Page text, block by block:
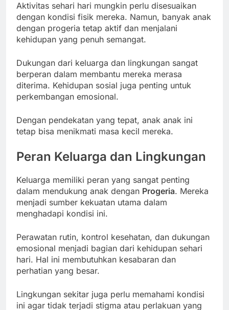
Aktivitas sehari hari mungkin perlu disesuaikan
dengan kondisi fisik mereka. Namun, banyak anak
dengan progeria tetap aktif dan menjalani
kehidupan yang penuh semangat.
Dukungan dari keluarga dan lingkungan sangat
berperan dalam membantu mereka merasa
diterima. Kehidupan sosial juga penting untuk
perkembangan emosional.
Dengan pendekatan yang tepat, anak anak ini
tetap bisa menikmati masa kecil mereka.
Peran Keluarga dan Lingkungan
Keluarga memiliki peran yang sangat penting
dalam mendukung anak dengan Progeria. Mereka
menjadi sumber kekuatan utama dalam
menghadapi kondisi ini.
Perawatan rutin, kontrol kesehatan, dan dukungan
emosional menjadi bagian dari kehidupan sehari
hari. Hal ini membutuhkan kesabaran dan
perhatian yang besar.
Lingkungan sekitar juga perlu memahami kondisi
ini agar tidak terjadi stigma atau perlakuan yang